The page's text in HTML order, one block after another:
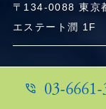
〒134-0088 東京
エステート潤 1F
03-6661-